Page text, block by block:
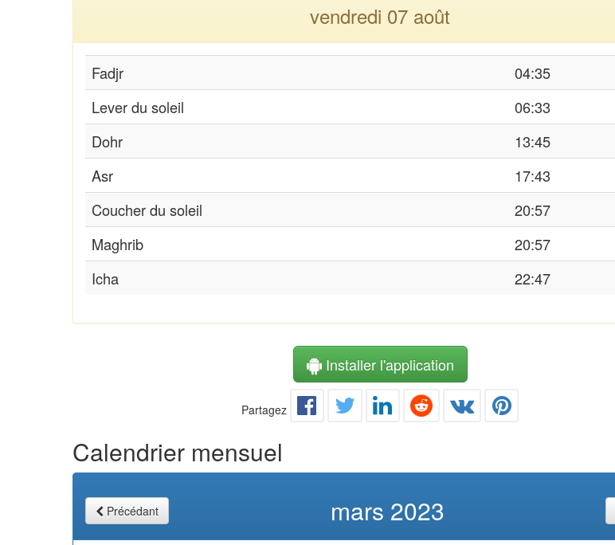
vendredi 07 août
Fadjr
04:35
Lever du soleil
06:33
Dohr
13:45
Asr
17:43
Coucher du soleil
20:57
Maghrib
20:57
Icha
22:47
Installer l'application
Partagez
Calendrier mensuel
Précédant mars 2023